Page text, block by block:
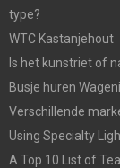
type?
WTC Kastanjehout
Is het kunstriet of
Busje huren
Verschillende
Using Specialty
A Top 10 List of